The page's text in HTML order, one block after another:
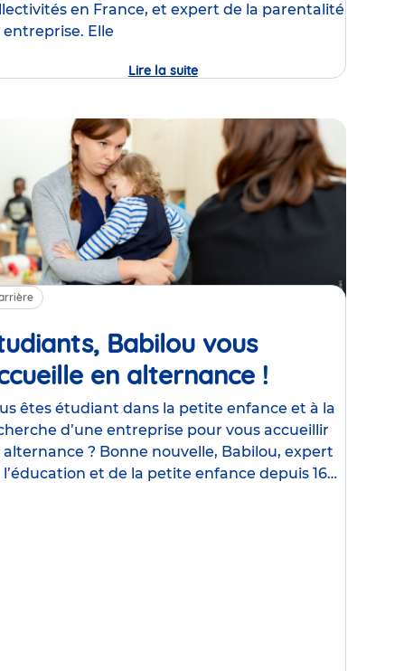
en France, et expert de la parentalité
entreprise. Elle
Lire la suiteAurélie
Lainé
Directrice
Ressources
Humaines
Babilou
Babilou vous
en alternance !
êtes étudiant dans la petite enfance et à la
d’une entreprise pour vous accueillir
alternance ? Bonne nouvelle, Babilou, expert
l’éducation et de la petite enfance depuis 16